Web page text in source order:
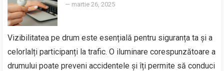
— martie 26, 2025
Vizibilitatea pe drum este esențială pentru siguranța ta și a
celorlalți participanți la trafic. O iluminare corespunzătoare a
drumului poate preveni accidentele și îți permite să conduci